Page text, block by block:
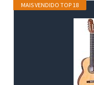
MAIS VENDIDO TOP 18